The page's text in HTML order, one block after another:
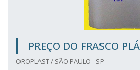
PREÇO DO FRASCO
OROPLAST / SÃO PAULO - SP